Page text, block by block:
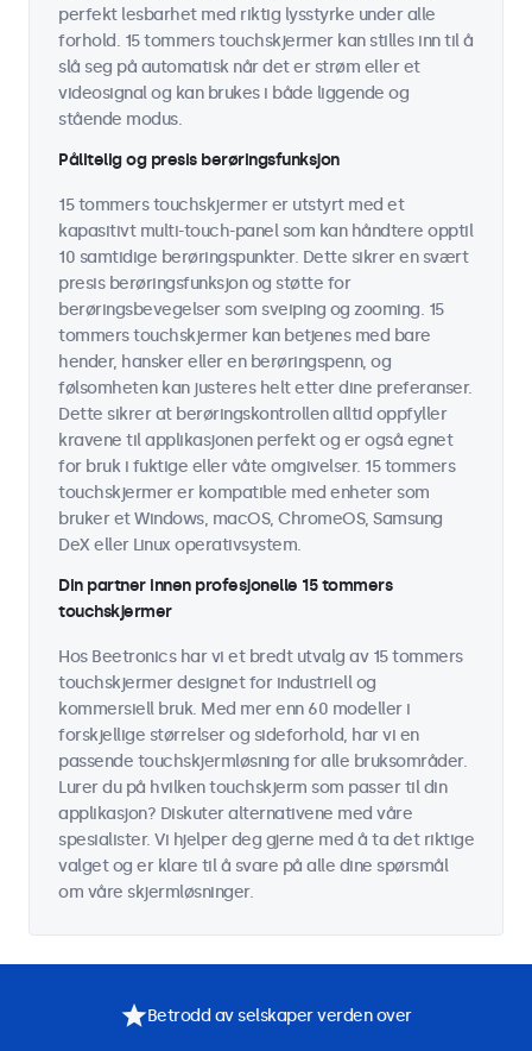
perfekt lesbarhet med riktig lysstyrke under alle
forhold. 15 tommers touchskjermer kan stilles inn til å
slå seg på automatisk når det er strøm eller et
videosignal og kan brukes i både liggende og
stående modus.
Pålitelig og presis berøringsfunksjon
15 tommers touchskjermer er utstyrt med et
kapasitivt multi-touch-panel som kan håndtere opptil
10 samtidige berøringspunkter. Dette sikrer en svært
presis berøringsfunksjon og støtte for
berøringsbevegelser som sveiping og zooming. 15
tommers touchskjermer kan betjenes med bare
hender, hansker eller en berøringspenn, og
følsomheten kan justeres helt etter dine preferanser.
Dette sikrer at berøringskontrollen alltid oppfyller
kravene til applikasjonen perfekt og er også egnet
for bruk i fuktige eller våte omgivelser. 15 tommers
touchskjermer er kompatible med enheter som
bruker et Windows, macOS, ChromeOS, Samsung
DeX eller Linux operativsystem.
Din partner innen profesjonelle 15 tommers
touchskjermer
Hos Beetronics har vi et bredt utvalg av 15 tommers
touchskjermer designet for industriell og
kommersiell bruk. Med mer enn 60 modeller i
forskjellige størrelser og sideforhold, har vi en
passende touchskjermløsning for alle bruksområder.
Lurer du på hvilken touchskjerm som passer til din
applikasjon? Diskuter alternativene med våre
spesialister. Vi hjelper deg gjerne med å ta det riktige
valget og er klare til å svare på alle dine spørsmål
om våre skjermløsninger.
Betrodd av selskaper verden over